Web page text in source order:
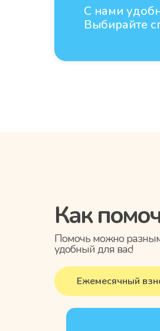
С нами
Выбирайте
Ежемесячный
Как
Помочь можно
удобный для вас!